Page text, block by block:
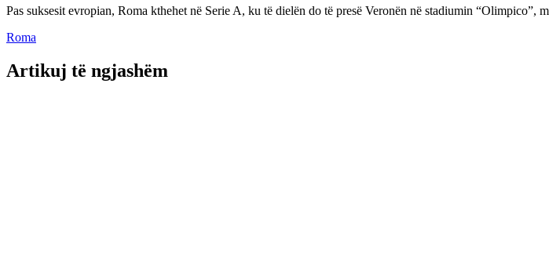
Pas suksesit evropian, Roma kthehet në Serie A, ku të dielën do të presë Veronën në stadiumin “Olimpico”,
Roma
Artikuj të ngjashëm